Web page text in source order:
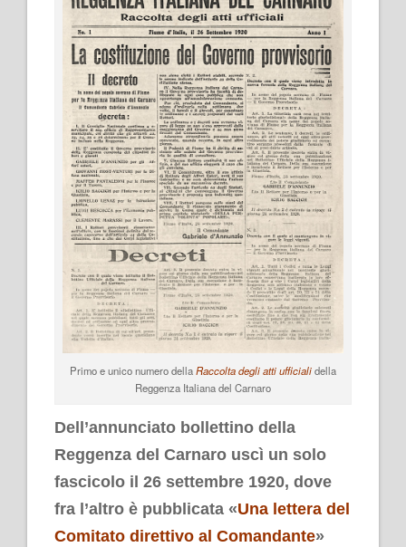
Primo e unico numero dellaRaccolta degli atti ufficialidella
Reggenza Italiana del Carnaro
Dell’annunciato bollettino della
Reggenza del Carnaro uscì un solo
fascicolo il 26 settembre 1920, dove
fra l’altro è pubblicata «Una lettera del
Comitato direttivo al Comandante»